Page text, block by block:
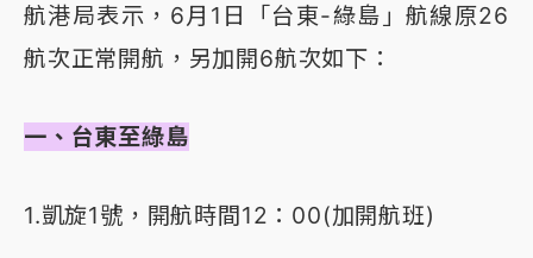
航港局表示，6月1日「台東-綠島」航線原26
航次正常開航，另加開6航次如下：
一、台東至綠島
1.凱旋1號，開航時間12：00(加開航班)